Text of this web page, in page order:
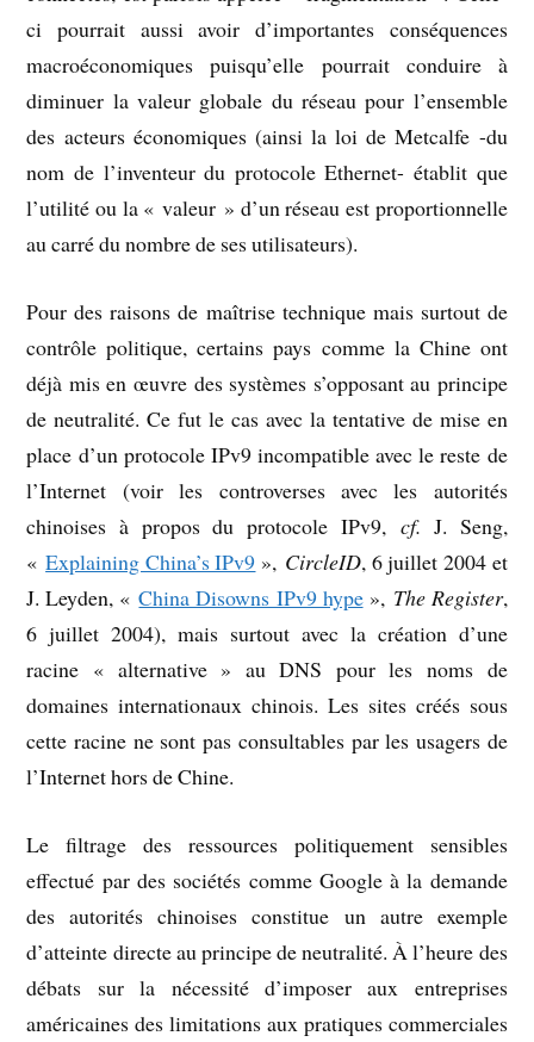
ci pourrait aussi avoir d’importantes conséquences
macroéconomiques puisqu’elle pourrait conduire à
diminuer la valeur globale du réseau pour l’ensemble
des acteurs économiques (ainsi la loi de Metcalfe -du
nom de l’inventeur du protocole Ethernet- établit que
l’utilité ou la « valeur » d’un réseau est proportionnelle
au carré du nombre de ses utilisateurs).
Pour des raisons de maîtrise technique mais surtout de
contrôle politique, certains pays comme la Chine ont
déjà mis en œuvre des systèmes s’opposant au principe
de neutralité. Ce fut le cas avec la tentative de mise en
place d’un protocole IPv9 incompatible avec le reste de
l’Internet (voir les controverses avec les autorités
chinoises à propos du protocole IPv9,cf. J. Seng,
«Explaining China’s IPv9 », CircleID, 6 juillet 2004 et
J. Leyden, «China Disowns IPv9 hype», The Register,
6 juillet 2004), mais surtout avec la création d’une
racine « alternative » au DNS pour les noms de
domaines internationaux chinois. Les sites créés sous
cette racine ne sont pas consultables par les usagers de
l’Internet hors de Chine.
Le filtrage des ressources politiquement sensibles
effectué par des sociétés comme Google à la demande
des autorités chinoises constitue un autre exemple
d’atteinte directe au principe de neutralité. À l’heure des
débats sur la nécessité d’imposer aux entreprises
américaines des limitations aux pratiques commerciales